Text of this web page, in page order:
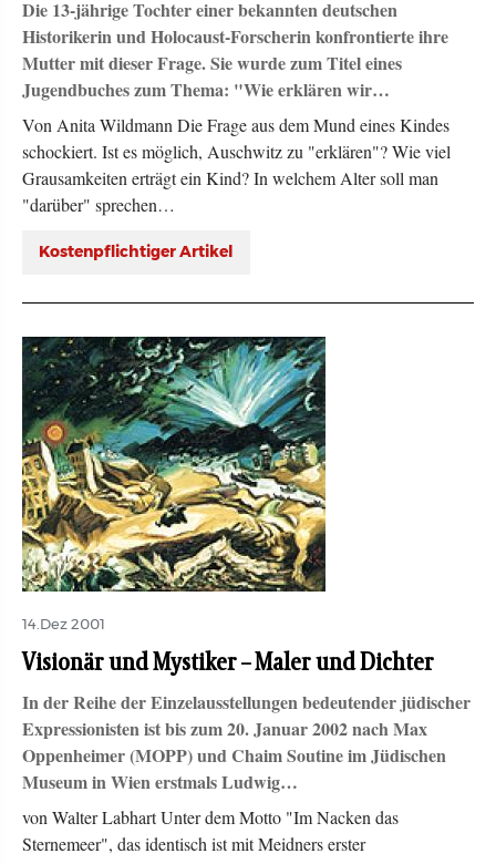
Die 13-jährige Tochter einer bekannten deutschen
Historikerin und Holocaust-Forscherin konfrontierte ihre
Mutter mit dieser Frage. Sie wurde zum Titel eines
Jugendbuches zum Thema: "Wie erklären wir…
Von Anita Wildmann Die Frage aus dem Mund eines Kindes
schockiert. Ist es möglich, Auschwitz zu "erklären"? Wie viel
Grausamkeiten erträgt ein Kind? In welchem Alter soll man
"darüber" sprechen…
Kostenpflichtiger Artikel
14.Dez 2001
Visionär und Mystiker – Maler und Dichter
In der Reihe der Einzelausstellungen bedeutender jüdischer
Expressionisten ist bis zum 20. Januar 2002 nach Max
Oppenheimer (MOPP) und Chaim Soutine im Jüdischen
Museum in Wien erstmals Ludwig…
von Walter Labhart Unter dem Motto "Im Nacken das
Sternemeer", das identisch ist mit Meidners erster